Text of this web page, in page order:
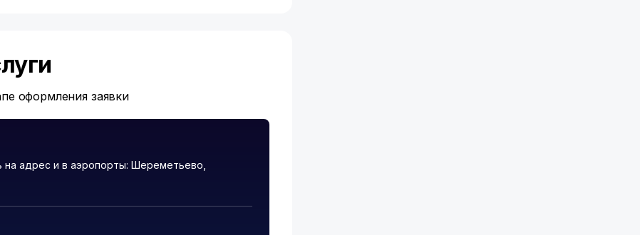
оформления заявки
адрес и в аэропорты: Шереметьево,